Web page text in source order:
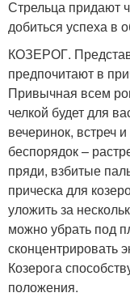
Стрельца придают
добиться успеха в
КОЗЕРОГ.
предпочитают в
Привычная всем
челкой будет для
вечеринок, встреч
беспорядок –
пряди, взбитые
прическа для
уложить за
можно убрать под
сконцентрировать
Козерога
положения.